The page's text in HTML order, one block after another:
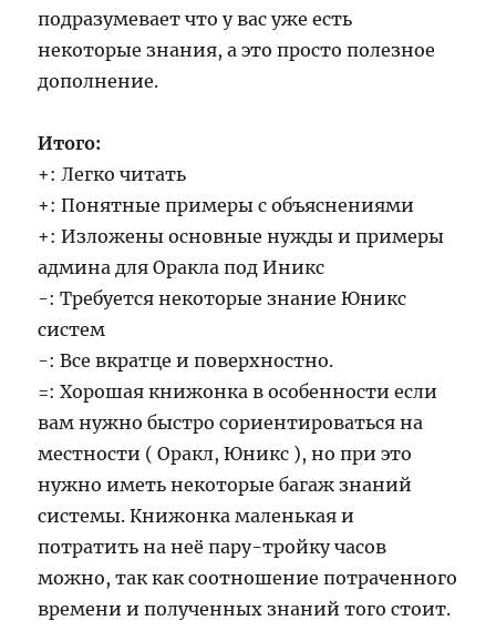
подразумевает что у вас уже есть
некоторые знания, а это просто полезное
дополнение.
Итого:
+: Легко читать
+: Понятные примеры с объяснениями
+: Изложены основные нужды и примеры
админа для Оракла под Иникс
-: Требуется некоторые знание Юникс
систем
-: Все вкратце и поверхностно.
=: Хорошая книжонка в особенности если
вам нужно быстро сориентироваться на
местности ( Оракл, Юникс ), но при это
нужно иметь некоторые багаж знаний
системы. Книжонка маленькая и
потратить на неё пару-тройку часов
можно, так как соотношение потраченного
времени и полученных знаний того стоит.